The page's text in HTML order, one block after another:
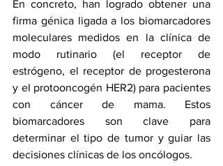
En concreto, han logrado obtener una
firma génica ligada a los biomarcadores
moleculares medidos en la clínica de
modo rutinario (el receptor de
estrógeno, el receptor de progesterona
y el protooncogén HER2) para pacientes
con cáncer de mama. Estos
biomarcadores son clave para
determinar el tipo de tumor y guiar las
decisiones clínicas de los oncólogos.